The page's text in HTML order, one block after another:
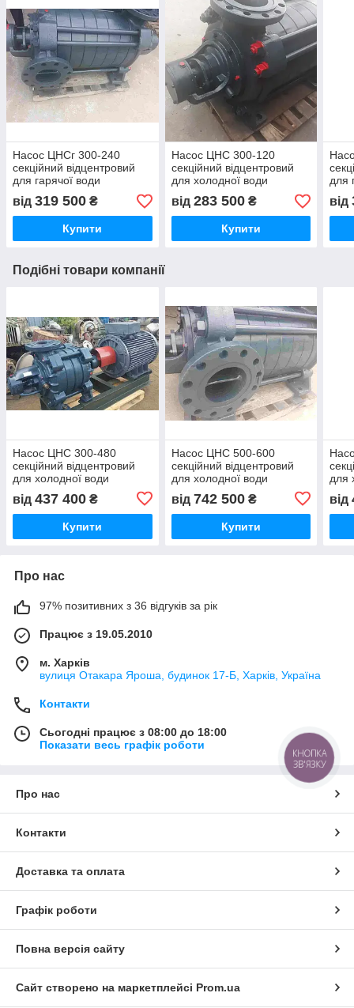
Насос ЦНСг 300-240
секційний відцентровий
для гарячої води
від 319 500 ₴
Купити
Насос ЦНС 300-120
секційний відцентровий
для холодної води
від 283 500₴
Купити
для
від
Подібні товари компанії
Насос ЦНС 300-480
секційний відцентровий
для холодної води
від 437 400 ₴
Купити
Насос ЦНС 500-600
секційний відцентровий
для холодної води
від 742 500₴
Купити
для
від
Про нас
97% позитивних з 36 відгуків за рік
Працює з 19.05.2010
м. Харків
вулиця Отакара Яроша, будинок 17-Б, Харків, Україна
Контакти
Сьогодні працює з 08:00 до 18:00
Показати весь графік роботи
Про нас
Контакти
Доставка та оплата
Графік роботи
Повна версія сайту
Сайт створено на маркетплейсі Prom.ua
КНОПКА
ЗВ'ЯЗКУ